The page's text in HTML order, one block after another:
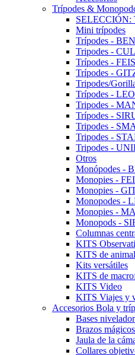
Trípodes &
SELECCIÓN:
Mini trípodes
Trípodes -
Tripodes -
Trípodes -
Trípodes -
Tripodes/
Trípodes -
Tripodes -
Trípodes -
Tripodes -
Tripodes -
Tripodes -
Otros
Monópodes -
Monopies -
Monopies -
Monopodes -
Monopies -
Monopods -
Columnas
KITS
KITS de
Kits versátiles
KITS de
KITS Video
KITS Viajes y
Accesorios Bola y
Bases
Brazos mágicos
Jaula de la
Collares